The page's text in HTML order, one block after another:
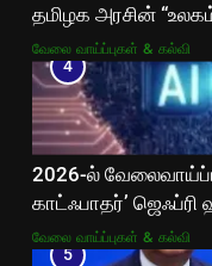
தமிழக அரசின்
வேலை வாய்ப்புகள் & கல்வி
4
2026-ல்
காட்ஃபாதர்’
வேலை வாய்ப்புகள் & கல்வி
5